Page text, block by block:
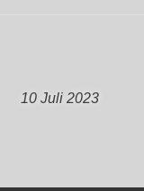
10 Juli 2023